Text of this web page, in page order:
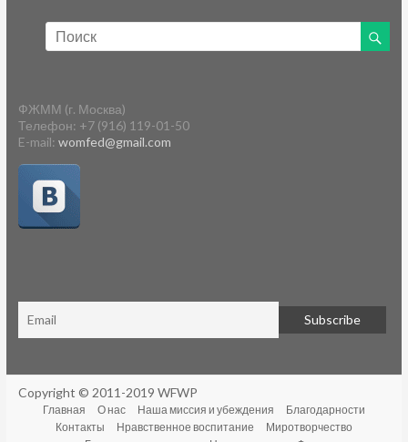
ФЖММ (г. Москва)
Телефон: +7 (916) 119-01-50
E-mail: womfed@gmail.com
Copyright © 2011-2019 WFWP
Главная О нас Наша миссия и убеждения
Благодарности
Контакты
Нравственное воспитание
Миротворчество